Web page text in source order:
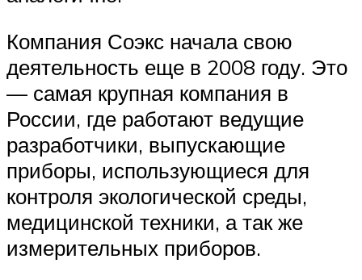
Компания Соэкс начала свою
деятельность еще в 2008 году. Это
— самая крупная компания в
России, где работают ведущие
разработчики, выпускающие
приборы, использующиеся для
контроля экологической среды,
медицинской техники, а так же
измерительных приборов.